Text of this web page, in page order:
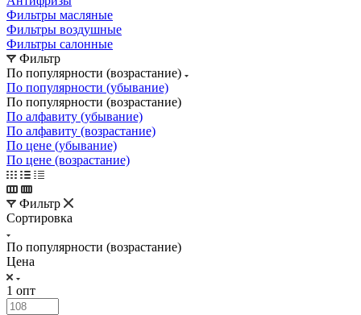
Фильтры масляные
Фильтры воздушные
Фильтры салонные
Фильтр
По популярности (возрастание)
По популярности (убывание)
По популярности (возрастание)
По алфавиту (убывание)
По алфавиту (возрастание)
По цене (убывание)
По цене (возрастание)
Фильтр
Сортировка
По популярности (возрастание)
Цена
1 опт